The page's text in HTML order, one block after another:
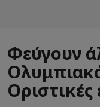
Φεύγουν
Οριστικές